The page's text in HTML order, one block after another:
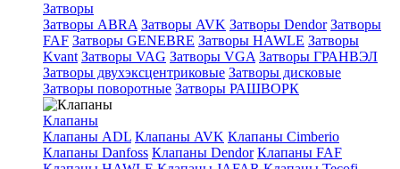
Затворы
Затворы ABRA Затворы AVK Затворы Dendor Затворы
FAF Затворы GENEBRE Затворы HAWLE Затворы
Kvant Затворы VAG Затворы VGA Затворы ГРАНВЭЛ
Затворы двухэксцентриковые Затворы дисковые
Затворы поворотные Затворы РАШВОРК
Клапаны
Клапаны ADL Клапаны AVK Клапаны Cimberio
Клапаны Danfoss Клапаны Dendor Клапаны FAF